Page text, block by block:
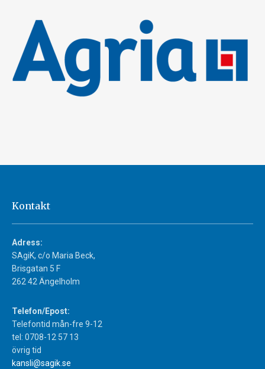
Kontakt
Adress:
SAgiK, c/o Maria Beck,
Brisgatan 5 F
262 42 Ängelholm
Telefon/Epost:
Telefontid mån-fre 9-12
tel: 0708-12 57 13
övrig tid
kansli@sagik.se